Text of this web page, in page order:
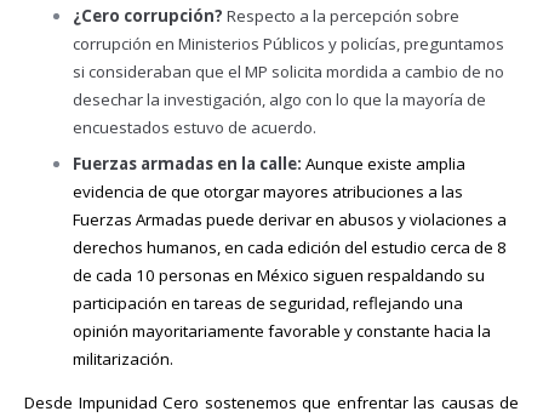
¿Cero corrupción? Respecto a la percepción sobre
corrupción en Ministerios Públicos y policías, preguntamos
si consideraban que el MP solicita mordida a cambio de no
desechar la investigación, algo con lo que la mayoría de
encuestados estuvo de acuerdo.
Fuerzas armadas en la calle: Aunque existe amplia
evidencia de que otorgar mayores atribuciones a las
Fuerzas Armadas puede derivar en abusos y violaciones a
derechos humanos, en cada edición del estudio cerca de 8
de cada 10 personas en México siguen respaldando su
participación en tareas de seguridad, reflejando una
opinión mayoritariamente favorable y constante hacia la
militarización.
Desde Impunidad Cero sostenemos que enfrentar las causas de